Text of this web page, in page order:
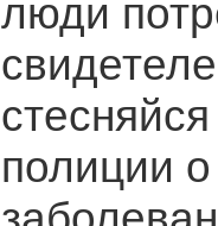
люди
полиции